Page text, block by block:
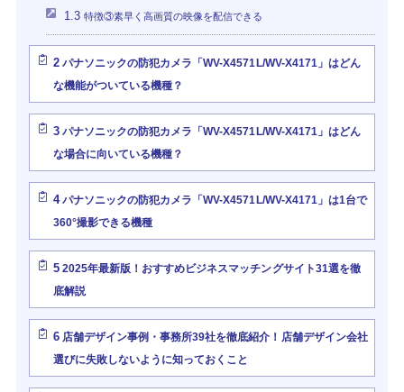
1.3 特徴③素早く高画質の映像を配信できる
2パナソニックの防犯カメラ「WV-X4571L/WV-X4171」はどん
な機能がついている機種？
3パナソニックの防犯カメラ「WV-X4571L/WV-X4171」はどん
な場合に向いている機種？
4パナソニックの防犯カメラ「WV-X4571L/WV-X4171」は1台で
360°撮影できる機種
52025年最新版！おすすめビジネスマッチングサイト31選を徹
底解説
6店舗デザイン事例・事務所39社を徹底紹介！店舗デザイン会社
選びに失敗しないように知っておくこと